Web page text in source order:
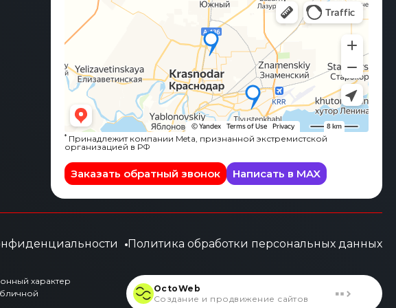
*Принадлежит компании Meta, признанной экстремистской
организацией в РФ
Заказать обратный звонок Написать в MAX
Политика обработки персональных данных
характер
OctoWeb
Создание и продвижение сайтов